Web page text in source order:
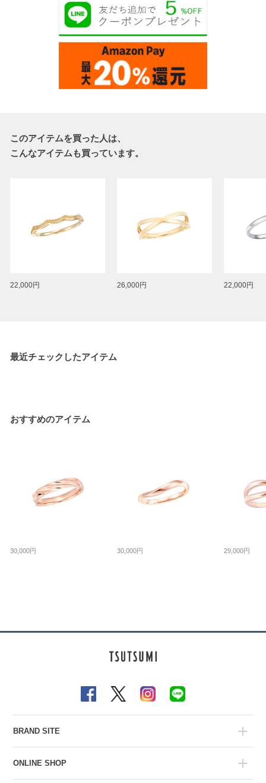
このアイテムを買った人は、
こんなアイテムも買っています。
22,000円 26,000円 22,000円
最近チェックしたアイテム
おすすめのアイテム
30,000円 30,000円 29,000円
BRAND SITE
ONLINE SHOP